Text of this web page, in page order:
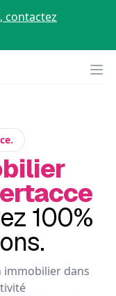
contactez
100%
immobilier dans